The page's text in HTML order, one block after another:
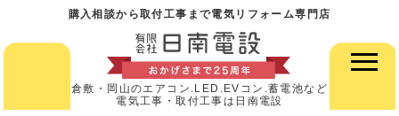
購入相談から取付工事まで電気リフォーム専門店
倉敷・岡山のエアコン.LED.EVコン.蓄電池など
電気工事・取付工事は日南電設